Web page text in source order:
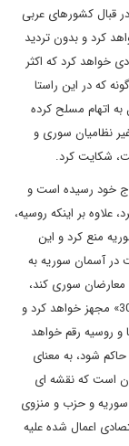
قبال کشورهای عربی
کرد و بدون تردید
خواهد کرد که اکثر
که در این راستا
اتهام مسلح کرده
نظامیان سوری و
شکایت کرد.
خود رسیده است و
بر اینکه روسیه،
منع کرد و این
در آسمان سوریه به
معارضان سوری کند،
مسکو طی ساعاتی چند دمشق را به موشک های «اس 300» مجهز خواهد کرد و
و روسیه رقم خواهد
شود، به معنای
است که نقشه ای
و حزب و منزوی
اعمال شده علیه